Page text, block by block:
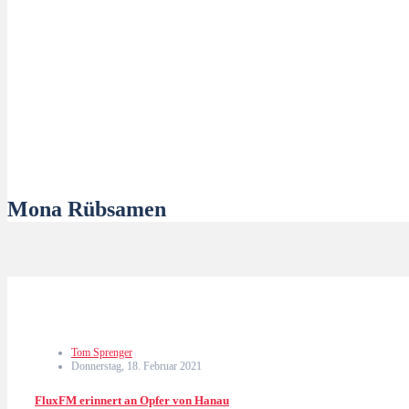
Mona Rübsamen
Tom Sprenger
Donnerstag, 18. Februar 2021
FluxFM erinnert an Opfer von Hanau